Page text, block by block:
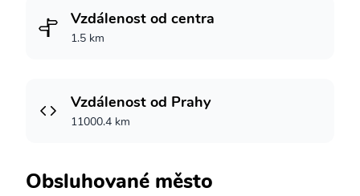
Vzdálenost od centra
1.5 km
Vzdálenost od Prahy
11000.4 km
Obsluhované město